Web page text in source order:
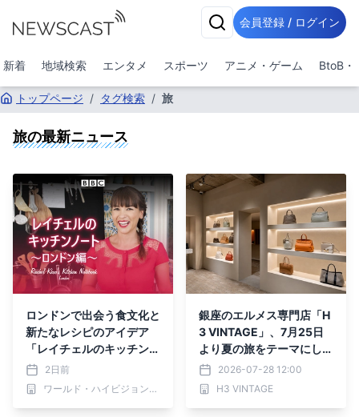
会員登録 / ログイン
新着 地域検索 エンタメ スポーツ アニメ・ゲーム BtoB・
トップページ / タグ検索 / 旅
旅の最新ニュース
ロンドンで出会う食文化と
新たなレシピのアイデア
「レイチェルのキッチンノ
ート ～ロンドン編～」 8
月10日（月）よる7時～B
S12 トゥエルビで放送開始
2日前
ワールド・ハイビジョン・チャンネル株式会社
銀座のエルメス専門店「H
3 VINTAGE」、7月25日
より夏の旅をテーマにした
店頭企画を展開
2026-07-28 12:00
H3 VINTAGE